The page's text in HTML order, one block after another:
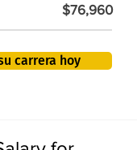
$76,960
carrera hoy